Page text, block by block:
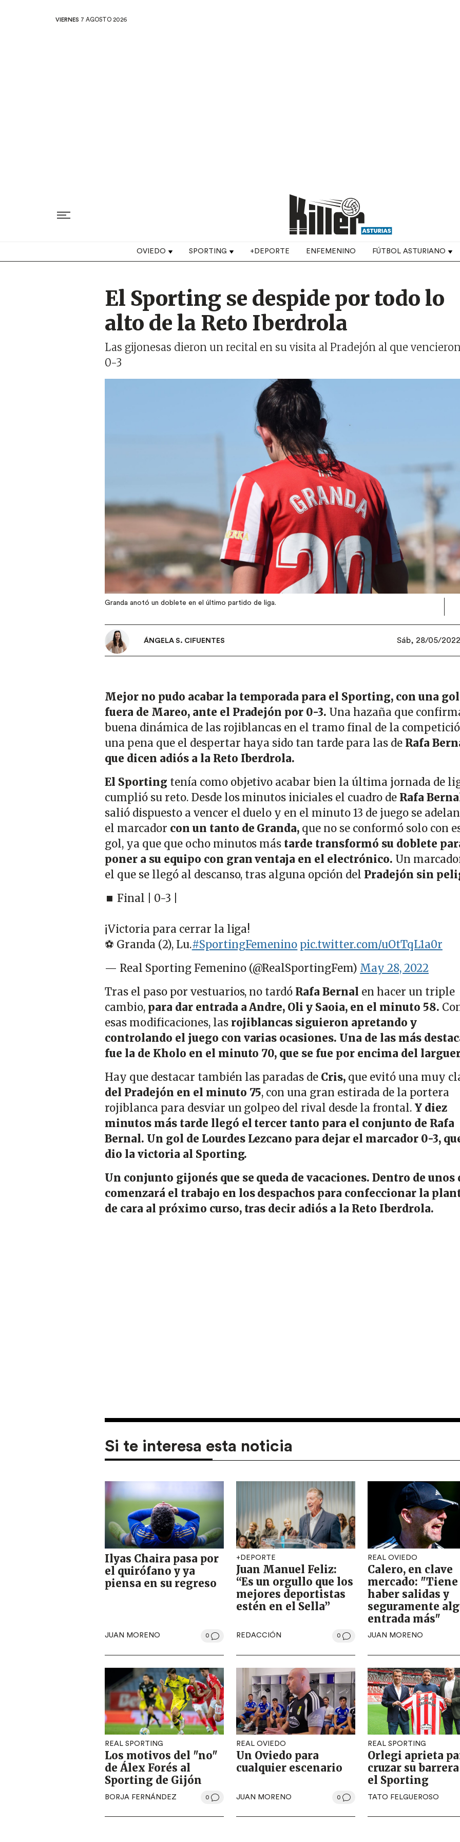
VIERNES 7 AGOSTO 2026
Top navigation
OVIEDO SPORTING +DEPORTE ENFEMENINO FÚTBOL ASTURIANO
El Sporting se despide por todo lo
alto de la Reto Iberdrola
Las gijonesas dieron un recital en su visita al Pradejón al que
0-3
Granda anotó un doblete en el último partido de liga.
ÁNGELA S. CIFUENTES Sáb, 28/05/2022
Mejor no pudo acabar la temporada para el Sporting, con una
fuera de Mareo, ante el Pradejón por 0-3. Una hazaña que
buena dinámica de las rojiblancas en el tramo final de la
una pena que el despertar haya sido tan tarde para las de Rafa
que dicen adiós a la Reto Iberdrola.
El Sporting tenía como objetivo acabar bien la última jornada de
cumplió su reto. Desde los minutos iniciales el cuadro de Rafa
salió dispuesto a vencer el duelo y en el minuto 13 de juego se
el marcador con un tanto de Granda, que no se conformó solo con
gol, ya que que ocho minutos más tarde transformó su doblete
poner a su equipo con gran ventaja en el electrónico. Un
el que se llegó al descanso, tras alguna opción del Pradejón sin
⏹ Final | 0-3 |
¡Victoria para cerrar la liga!
⚽ Granda (2), Lu.#SportingFemenino pic.twitter.com/uOtTqL1a0r
— Real Sporting Femenino (@RealSportingFem) May 28, 2022
Tras el paso por vestuarios, no tardó Rafa Bernal en hacer un triple
cambio, para dar entrada a Andre, Oli y Saoia, en el minuto 58.
esas modificaciones, las rojiblancas siguieron apretando y
controlando el juego con varias ocasiones. Una de las más
fue la de Kholo en el minuto 70, que se fue por encima del
Hay que destacar también las paradas de Cris, que evitó una muy
del Pradejón en el minuto 75, con una gran estirada de la portera
rojiblanca para desviar un golpeo del rival desde la frontal. Y diez
minutos más tarde llegó el tercer tanto para el conjunto de Rafa
Bernal. Un gol de Lourdes Lezcano para dejar el marcador 0-3,
dio la victoria al Sporting.
Un conjunto gijonés que se queda de vacaciones. Dentro de unos
comenzará el trabajo en los despachos para confeccionar la
de cara al próximo curso, tras decir adiós a la Reto Iberdrola.
Si te interesa esta noticia
Ilyas Chaira pasa por
el quirófano y ya
piensa en su regreso
JUAN MORENO 0
+DEPORTE
Juan Manuel Feliz:
“Es un orgullo que los
mejores deportistas
estén en el Sella”
REDACCIÓN 0
REAL OVIEDO
Calero, en clave
mercado: "Tiene
haber salidas y
seguramente
entrada más"
JUAN MORENO
REAL SPORTING
Los motivos del "no"
de Álex Forés al
Sporting de Gijón
BORJA FERNÁNDEZ 0
REAL OVIEDO
Un Oviedo para
cualquier escenario
JUAN MORENO 0
REAL SPORTING
Orlegi aprieta
cruzar su
el Sporting
TATO FELGUEROSO